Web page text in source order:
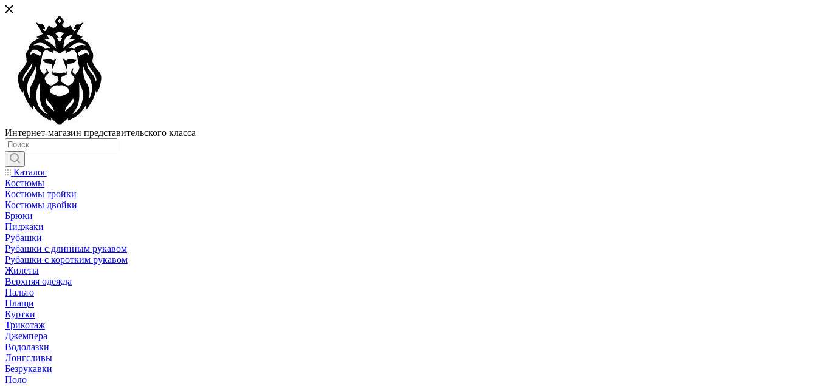
Интернет-магазин представительского класса
Каталог
Костюмы
Костюмы тройки
Костюмы двойки
Брюки
Пиджаки
Рубашки
Рубашки с длинным рукавом
Рубашки с коротким рукавом
Жилеты
Верхняя одежда
Пальто
Плащи
Куртки
Трикотаж
Джемпера
Водолазки
Лонгсливы
Безрукавки
Поло